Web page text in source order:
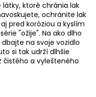
látky, ktoré chránia lak
, ochránite lak
pred koróziou a kyslím
"ožije". Na ako dlho
na svoje vozidlo
si tak udrží dlhšie
čistého a vylešteného